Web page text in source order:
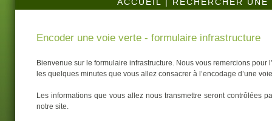
Encoder une voie verte - formulaire infrastructure
Bienvenue sur le formulaire infrastructure. Nous vous remercions
les quelques minutes que vous allez consacrer à l’encodage d’une
Les informations que vous allez nous transmettre seront contrôlées
notre site.